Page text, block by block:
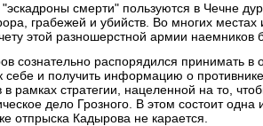
смерти" пользуются в Чечне
грабежей и убийств. Во многих
этой разношерстной армии наемников
сознательно распорядился принимать в
себе и получить информацию о
в рамках стратегии, нацеленной на то,
дело Грозного. В этом состоит
отпрыска Кадырова не карается.